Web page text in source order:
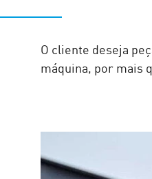
O cliente deseja
máquina, por mais